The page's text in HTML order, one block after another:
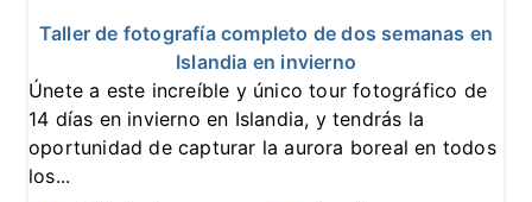
Taller de fotografía completo de dos semanas en
Islandia en invierno
Únete a este increíble y único tour fotográfico de
14 días en invierno en Islandia, y tendrás la
oportunidad de capturar la aurora boreal en todos
los...